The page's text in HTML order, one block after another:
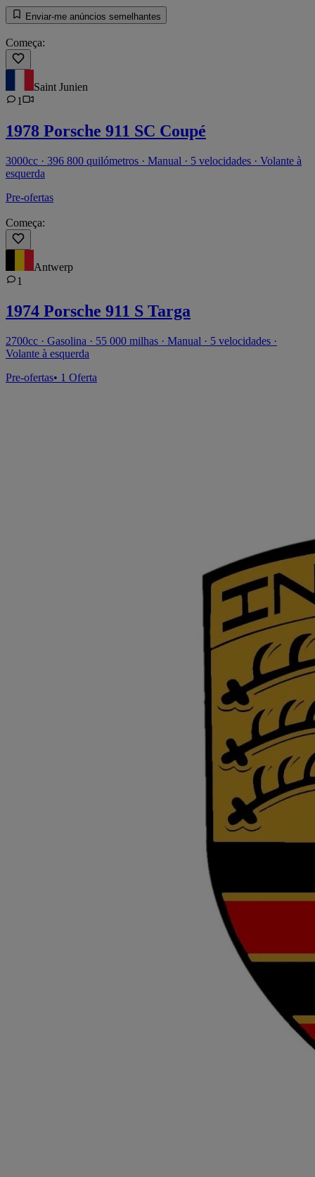
Enviar-me anúncios semelhantes
Começa:
Saint Junien
1
1978 Porsche 911 SC Coupé
3000cc · 396 800 quilómetros · Manual · 5 velocidades · Volante à
esquerda
Pre-ofertas
Começa:
Antwerp
1
1974 Porsche 911 S Targa
2700cc · Gasolina · 55 000 milhas · Manual · 5 velocidades ·
Volante à esquerda
Pre-ofertas• 1 Oferta